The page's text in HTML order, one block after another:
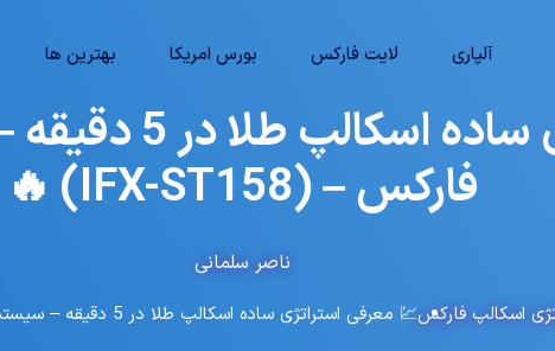
آلپاری لایت فارکس بورس امریکا بهترین ها
فارکس – (IFX-ST158) 🔥
ناصر سلمانی
اسکالپ فارکس💹 معرفی استراتژی ساده اسکالپ طلا در 5 دقیقه – سیستم TMA Bands فارکس – (IFX-ST158) 🔥